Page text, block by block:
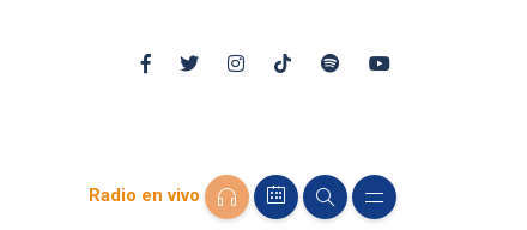
Radio en vivo